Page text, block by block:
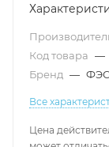
Код товара —
Бренд —
Все
Цена